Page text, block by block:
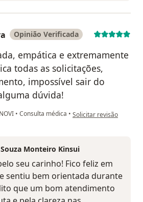
Opinião Verificada
empática e extremamente
todas as solicitações,
impossível sair do
dúvida!
• Consulta médica • na opinião do utilizador
Solicitar revisão
Monteiro Kinsui
seu carinho! Fico feliz em
sentiu bem orientada durante
que um bom atendimento